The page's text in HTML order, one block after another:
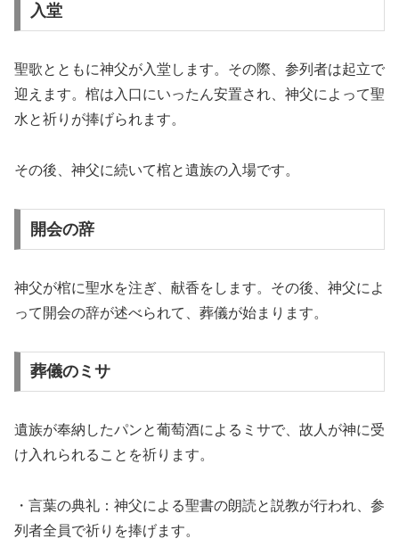
入堂
聖歌とともに神父が入堂します。その際、参列者は起立で
迎えます。棺は入口にいったん安置され、神父によって聖
水と祈りが捧げられます。
その後、神父に続いて棺と遺族の入場です。
開会の辞
神父が棺に聖水を注ぎ、献香をします。その後、神父によ
って開会の辞が述べられて、葬儀が始まります。
葬儀のミサ
遺族が奉納したパンと葡萄酒によるミサで、故人が神に受
け入れられることを祈ります。
・言葉の典礼：神父による聖書の朗読と説教が行われ、参
列者全員で祈りを捧げます。